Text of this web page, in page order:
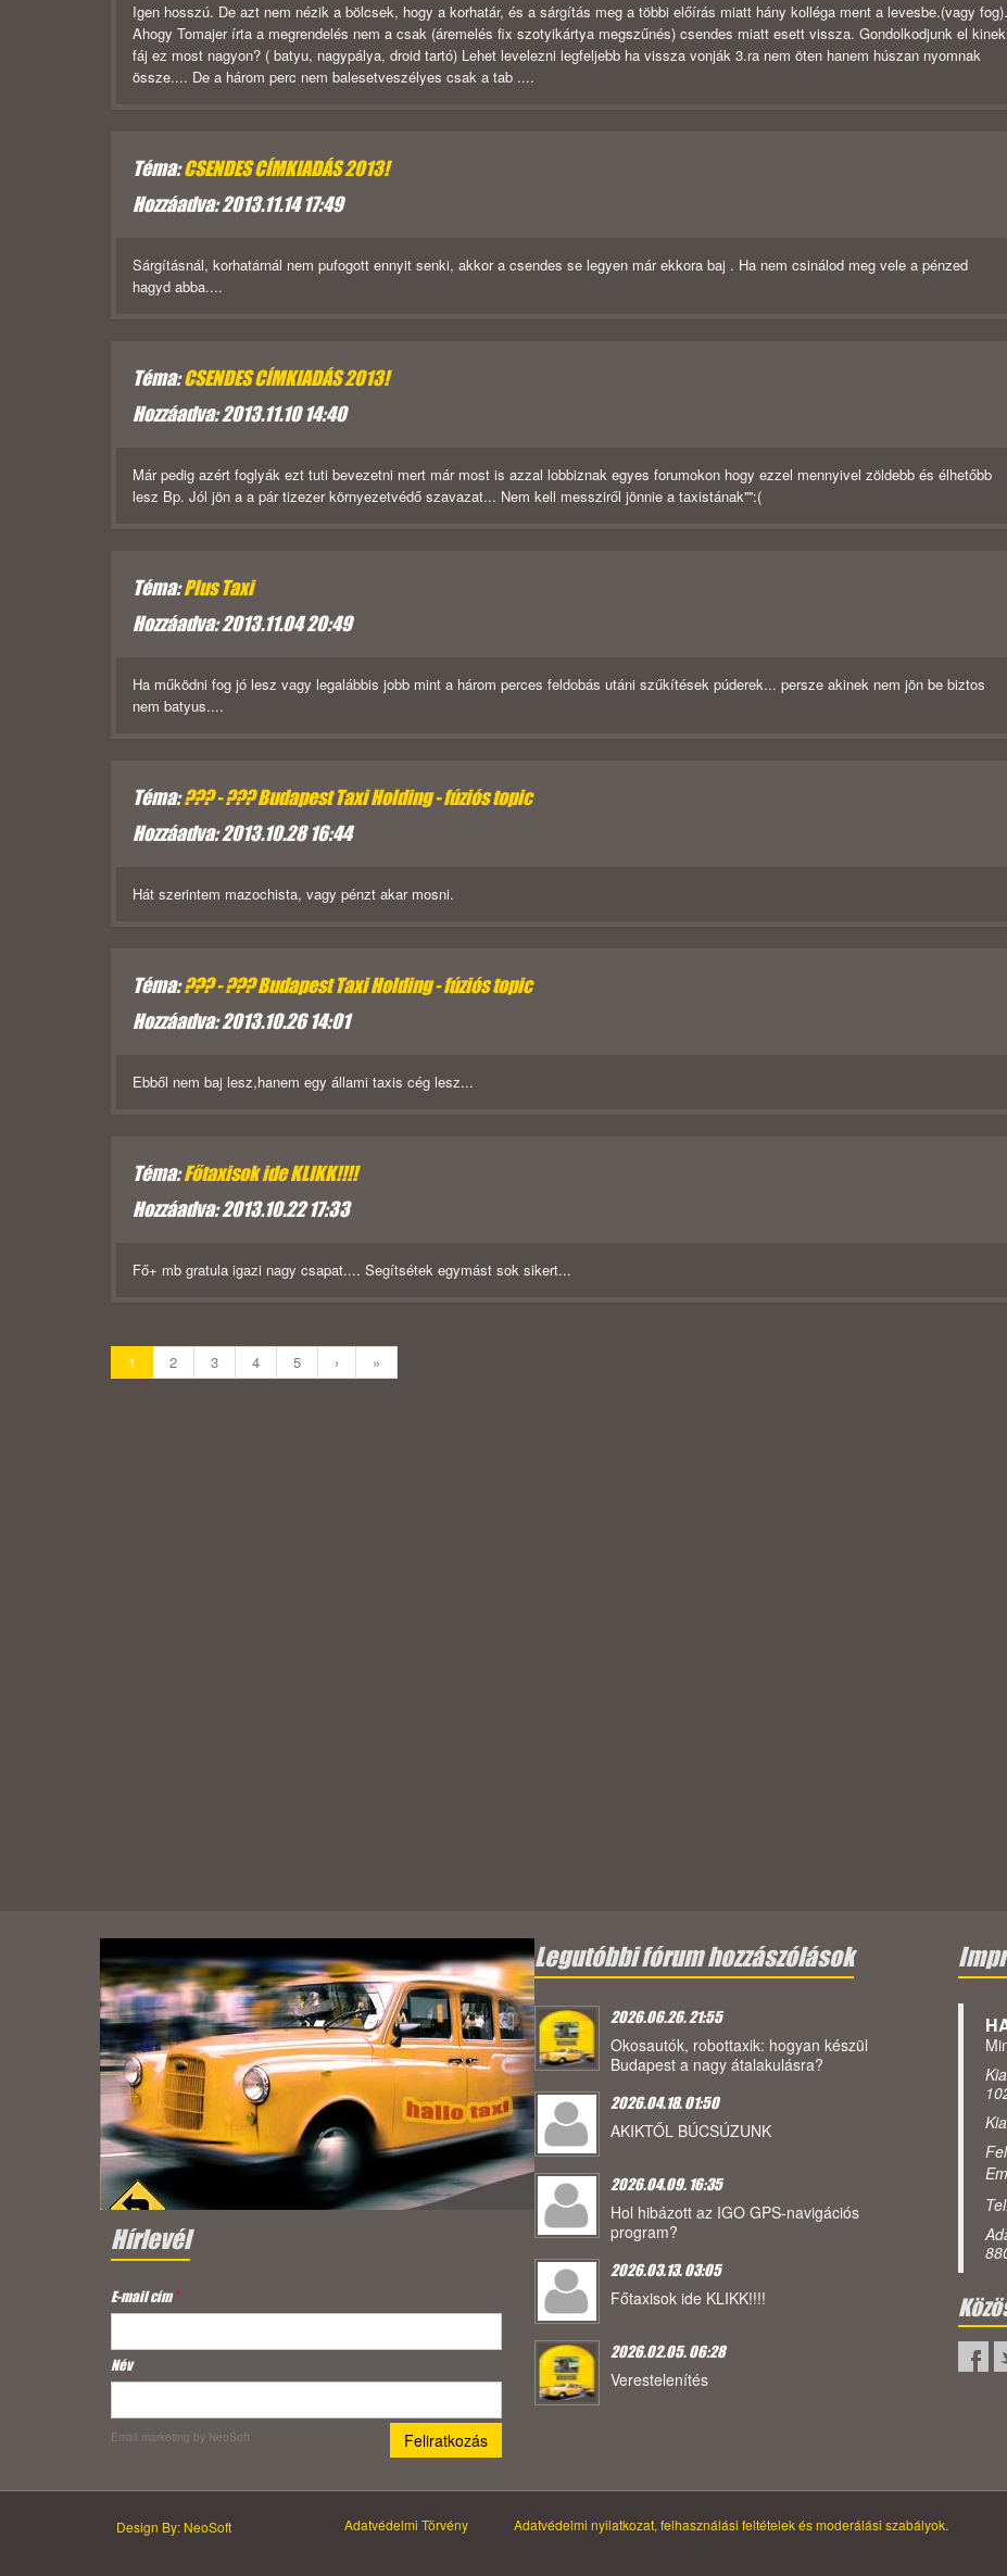
Igen hosszú. De azt nem nézik a bölcsek, hogy a korhatár, és a sárgítás meg a többi előírás miatt hány kolléga ment a levesbe.(vagy fog).
Ahogy Tomajer írta a megrendelés nem a csak (áremelés fix szotyikártya megszűnés) csendes miatt esett vissza. Gondolkodjunk el kinek
fáj ez most nagyon? ( batyu, nagypálya, droid tartó) Lehet levelezni legfeljebb ha vissza vonják 3.ra nem öten hanem húszan nyomnak
össze.... De a három perc nem balesetveszélyes csak a tab ....
Téma:CSENDES CÍMKIADÁS 2013!
Hozzáadva: 2013.11.14 17:49
Sárgításnál, korhatárnál nem pufogott ennyit senki, akkor a csendes se legyen már ekkora baj . Ha nem csinálod meg vele a pénzed
hagyd abba....
Téma:CSENDES CÍMKIADÁS 2013!
Hozzáadva: 2013.11.10 14:40
Már pedig azért foglyák ezt tuti bevezetni mert már most is azzal lobbiznak egyes forumokon hogy ezzel mennyivel zöldebb és élhetőbb
lesz Bp. Jól jön a a pár tizezer környezetvédő szavazat... Nem kell messziről jönnie a taxistának'''':(
Téma:Plus Taxi
Hozzáadva: 2013.11.04 20:49
Ha működni fog jó lesz vagy legalábbis jobb mint a három perces feldobás utáni szűkítések púderek... persze akinek nem jön be biztos
nem batyus....
Téma:??? - ??? Budapest Taxi Holding - fúziós topic
Hozzáadva: 2013.10.28 16:44
Hát szerintem mazochista, vagy pénzt akar mosni.
Téma:??? - ??? Budapest Taxi Holding - fúziós topic
Hozzáadva: 2013.10.26 14:01
Ebből nem baj lesz,hanem egy állami taxis cég lesz...
Téma:Főtaxisok ide KLIKK!!!!
Hozzáadva: 2013.10.22 17:33
Fő+ mb gratula igazi nagy csapat.... Segítsétek egymást sok sikert...
1 2 3 4 5 › »
Hírlevél
E-mail cím*
Név
Email marketing by NeoSoft
Legutóbbi fórum hozzászólások
2026.06.26. 21:55
Okosautók, robottaxik: hogyan készül
Budapest a nagy átalakulásra?
2026.04.18. 01:50
AKIKTŐL BÚCSÚZUNK
2026.04.09. 16:35
Hol hibázott az IGO GPS-navigációs
program?
2026.03.13. 03:05
Főtaxisok ide KLIKK!!!!
2026.02.05. 06:28
Verestelenítés
Design By: NeoSoft Adatvédelmi Törvény Adatvédelmi nyilatkozat, felhasználási feltételek és moderálási szabályok.